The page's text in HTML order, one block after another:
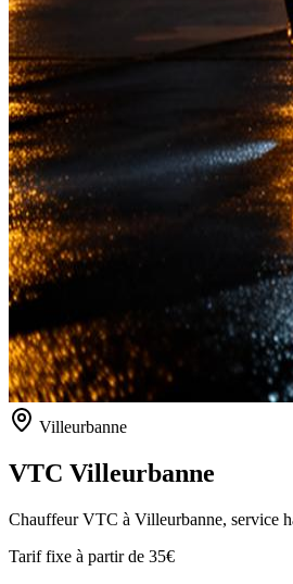
Villeurbanne
VTC Villeurbanne
Chauffeur VTC à Villeurbanne, service
Tarif fixe à partir de 35€